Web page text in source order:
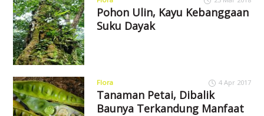
Pohon Ulin, Kayu Kebanggaan
Suku Dayak
Flora 4 Apr 2017
Tanaman Petai, Dibalik
Baunya Terkandung Manfaat